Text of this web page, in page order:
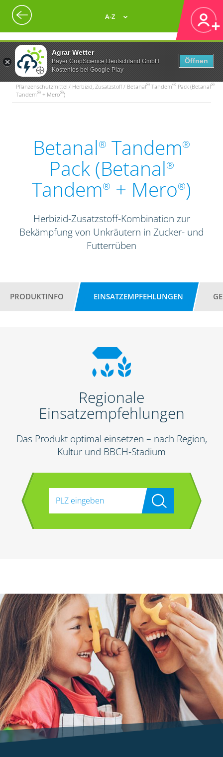
Agrar Wetter
Bayer CropScience Deutschland GmbH
Kostenlos bei Google Play
Öffnen
A-Z
Pflanzenschutzmittel / Herbizid, Zusatzstoff / Betanal® Tandem® Pack (Betanal®
Tandem® + Mero®)
Betanal® Tandem®
Pack (Betanal®
Tandem® + Mero®)
Herbizid-Zusatzstoff-Kombination zur
Bekämpfung von Unkräutern in Zucker- und
Futterrüben
PRODUKTINFO EINSATZEMPFEHLUNGEN
Regionale
Einsatzempfehlungen
Das Produkt optimal einsetzen – nach Region,
Kultur und BBCH-Stadium